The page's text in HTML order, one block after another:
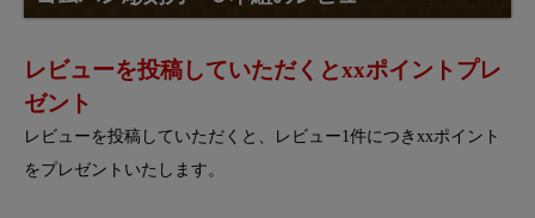
レビューを投稿していただくとxxポイントプレ
ゼント
レビューを投稿していただくと、レビュー1件につきxxポイント
をプレゼントいたします。